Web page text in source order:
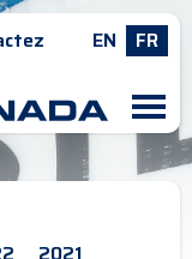
EN FR
M